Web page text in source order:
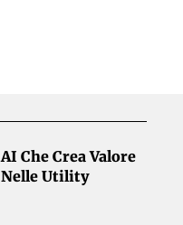
AI Che Crea Valore
Nelle Utility